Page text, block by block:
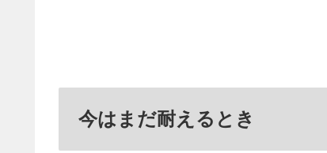
今はまだ耐えるとき